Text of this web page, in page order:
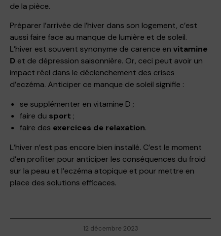
de la pièce.
Préparer l’arrivée de l’hiver dans son logement, c’est
aussi faire face au manque de lumière et de soleil.
L’hiver est souvent synonyme de carence en vitamine
D et de dépression saisonnière. Or, ceci peut avoir un
impact réel dans le déclenchement des crises
d’eczéma. Anticiper ce manque de soleil signifie :
se supplémenter en vitamine D ;
faire du sport ;
faire des exercices de relaxation.
L’hiver n’est pas encore bien installé. C’est le moment
d’en profiter pour anticiper les conséquences du froid
sur la peau et l’eczéma atopique et pour mettre en
place des solutions efficaces.
12 décembre 2023